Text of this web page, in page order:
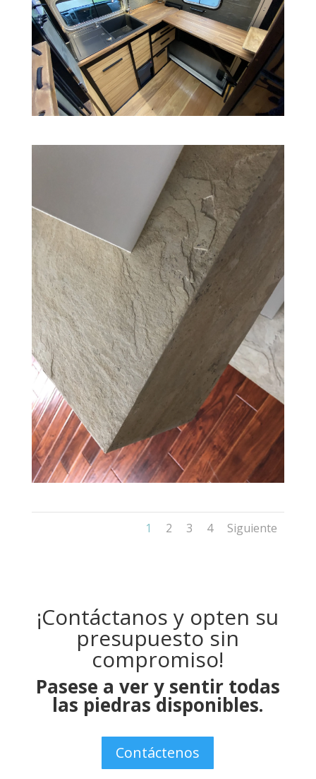
1 2 3 4 Siguiente
¡Contáctanos y opten su
presupuesto sin
compromiso!
Pasese a ver y sentir todas
las piedras disponibles.
Contáctenos